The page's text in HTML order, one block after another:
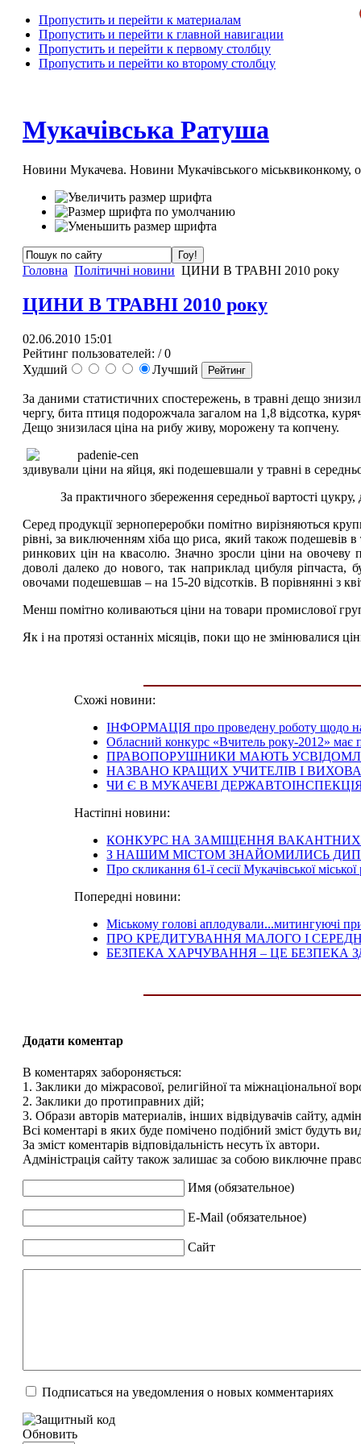
Пропустить и перейти к материалам
Пропустить и перейти к главной навигации
Пропустить и перейти к первому столбцу
Пропустить и перейти ко второму столбцу
Мукачівська Ратуша
Новини Мукачева. Новини Мукачівського міськвиконкому,
Головна Політичні новини ЦИНИ В ТРАВНІ 2010 року
ЦИНИ В ТРАВНІ 2010 року
02.06.2010 15:01
Рейтинг пользователей: / 0
Худший
Лучший
За даними статистичних спостережень, в травні дещо
чергу, бита птиця подорожчала загалом на 1,8 відсотка,
Дещо знизилася ціна на рибу живу, морожену та копчену.
здивували ціни на яйця, які подешевшали у травні в
За практичного збереження середньої вартості
Серед продукції зернопереробки помітно вирізняються
рівні, за виключенням хіба що риса, який також подешевів
ринкових цін на квасолю. Значно зросли ціни на овочеву
доволі далеко до нового, так наприклад цибуля ріпчаста,
овочами подешевшав – на 15-20 відсотків. В порівнянні з
Менш помітно коливаються ціни на товари промислової
Як і на протязі останніх місяців, поки що не змінювалися
Схожі новини:
ІНФОРМАЦІЯ про проведену роботу щодо
Обласний конкурс «Вчитель року-2012» має
ПРАВОПОРУШНИКИ МАЮТЬ
НАЗВАНО КРАЩИХ УЧИТЕЛІВ І
ЧИ Є В МУКАЧЕВІ
Настіпні новини:
КОНКУРС НА ЗАМІЩЕННЯ
З НАШИМ МІСТОМ ЗНАЙОМИЛИСЬ
Про скликання 61-ї сесії Мукачівської
Попередні новини:
Міському голові аплодували...митингуючі
ПРО КРЕДИТУВАННЯ МАЛОГО І
БЕЗПЕКА ХАРЧУВАННЯ – ЦЕ БЕЗПЕКА
Додати коментар
В коментарях забороняється:
1. Заклики до міжрасової, религійної та міжнаціональної
2. Заклики до протиправних дій;
3. Образи авторів материалів, інших відвідувачів сайту,
Всі коментарі в яких буде помічено подібний зміст будуть
За зміст коментарів відповідальність несуть їх автори.
Адміністрація сайту також залишає за собою виключне
Имя (обязательное)
E-Mail (обязательное)
Сайт
Подписаться на уведомления о новых комментариях
Обновить